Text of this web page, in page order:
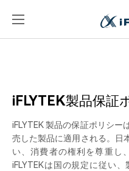
iFLYTEK製品保証
iFLYTEK 製品の保証ポリシー
売した製品に適用される。日
い、消費者の権利を尊重し
iFLYTEKは国の規定に従い